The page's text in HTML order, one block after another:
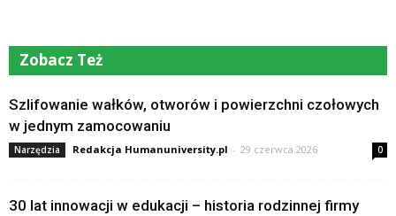
Zobacz Też
Szlifowanie wałków, otworów i powierzchni czołowych
w jednym zamocowaniu
Narzędzia Redakcja Humanuniversity.pl - 29 czerwca 2026 0
30 lat innowacji w edukacji – historia rodzinnej firmy